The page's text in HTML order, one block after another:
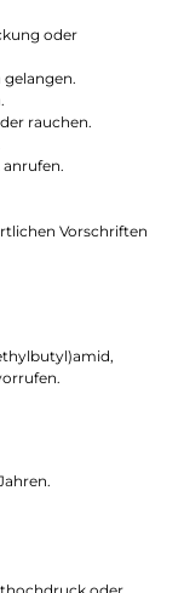
oder
rauchen.
anrufen.
Vorschriften